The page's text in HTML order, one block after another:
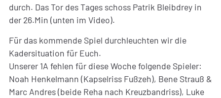
durch. Das Tor des Tages schoss Patrik Bleibdrey in
der 26.Min (unten im Video).
Für das kommende Spiel durchleuchten wir die
Kadersituation für Euch.
Unserer 1A fehlen für diese Woche folgende Spieler:
Noah Henkelmann (Kapselriss Fußzeh), Bene Strauß &
Marc Andres (beide Reha nach Kreuzbandriss), Luke